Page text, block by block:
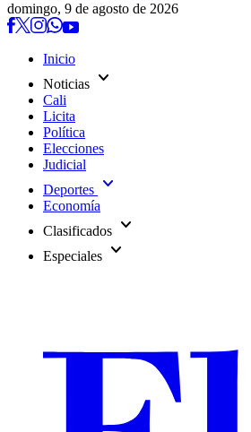
domingo, 9 de agosto de 2026
Inicio
Noticias expand_more
Cali
Licita
Política
Elecciones
Judicial
Deportes expand_more
Economía
Clasificados expand_more
Especiales expand_more